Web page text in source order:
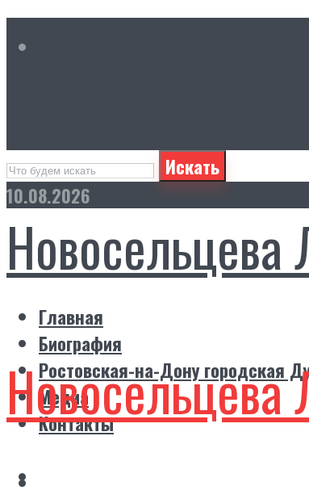
Искать
10.08.2026
Главная
Биография
Ростовская-на-Дону городская
Медиа
Контакты